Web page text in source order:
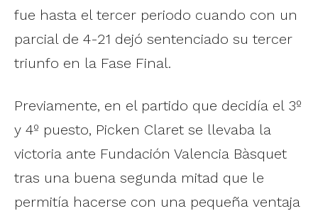
fue hasta el tercer periodo cuando con un
parcial de 4-21 dejó sentenciado su tercer
triunfo en la Fase Final.
Previamente, en el partido que decidía el 3º
y 4º puesto, Picken Claret se llevaba la
victoria ante Fundación Valencia Bàsquet
tras una buena segunda mitad que le
permitía hacerse con una pequeña ventaja